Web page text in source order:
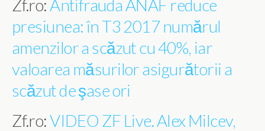
Zf.ro:Antifrauda ANAF reduce
presiunea: în T3 2017 numărul
amenzilor a scăzut cu 40%, iar
valoarea măsurilor asigurătorii a
scăzut de şase ori
Zf.ro:VIDEO ZF Live. Alex Milcev,